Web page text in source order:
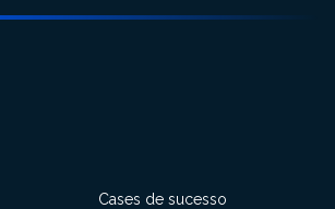
Cases de sucesso